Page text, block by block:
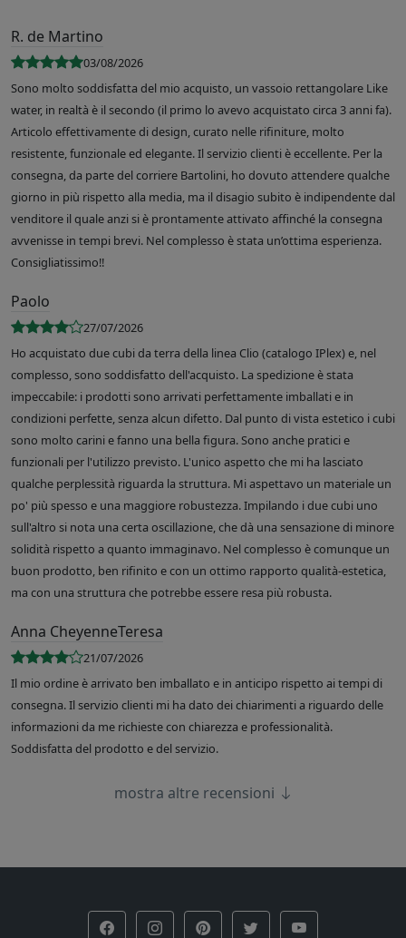
R. de Martino
03/08/2026
Sono molto soddisfatta del mio acquisto, un vassoio rettangolare Like
water, in realtà è il secondo (il primo lo avevo acquistato circa 3 anni fa).
Articolo effettivamente di design, curato nelle rifiniture, molto
resistente, funzionale ed elegante. Il servizio clienti è eccellente. Per la
consegna, da parte del corriere Bartolini, ho dovuto attendere qualche
giorno in più rispetto alla media, ma il disagio subito è indipendente dal
venditore il quale anzi si è prontamente attivato affinché la consegna
avvenisse in tempi brevi. Nel complesso è stata un’ottima esperienza.
Consigliatissimo!!
Paolo
27/07/2026
Ho acquistato due cubi da terra della linea Clio (catalogo IPlex) e, nel
complesso, sono soddisfatto dell'acquisto. La spedizione è stata
impeccabile: i prodotti sono arrivati perfettamente imballati e in
condizioni perfette, senza alcun difetto. Dal punto di vista estetico i cubi
sono molto carini e fanno una bella figura. Sono anche pratici e
funzionali per l'utilizzo previsto. L'unico aspetto che mi ha lasciato
qualche perplessità riguarda la struttura. Mi aspettavo un materiale un
po' più spesso e una maggiore robustezza. Impilando i due cubi uno
sull'altro si nota una certa oscillazione, che dà una sensazione di minore
solidità rispetto a quanto immaginavo. Nel complesso è comunque un
buon prodotto, ben rifinito e con un ottimo rapporto qualità-estetica,
ma con una struttura che potrebbe essere resa più robusta.
Anna CheyenneTeresa
21/07/2026
Il mio ordine è arrivato ben imballato e in anticipo rispetto ai tempi di
consegna. Il servizio clienti mi ha dato dei chiarimenti a riguardo delle
informazioni da me richieste con chiarezza e professionalità.
Soddisfatta del prodotto e del servizio.
mostra altre recensioni